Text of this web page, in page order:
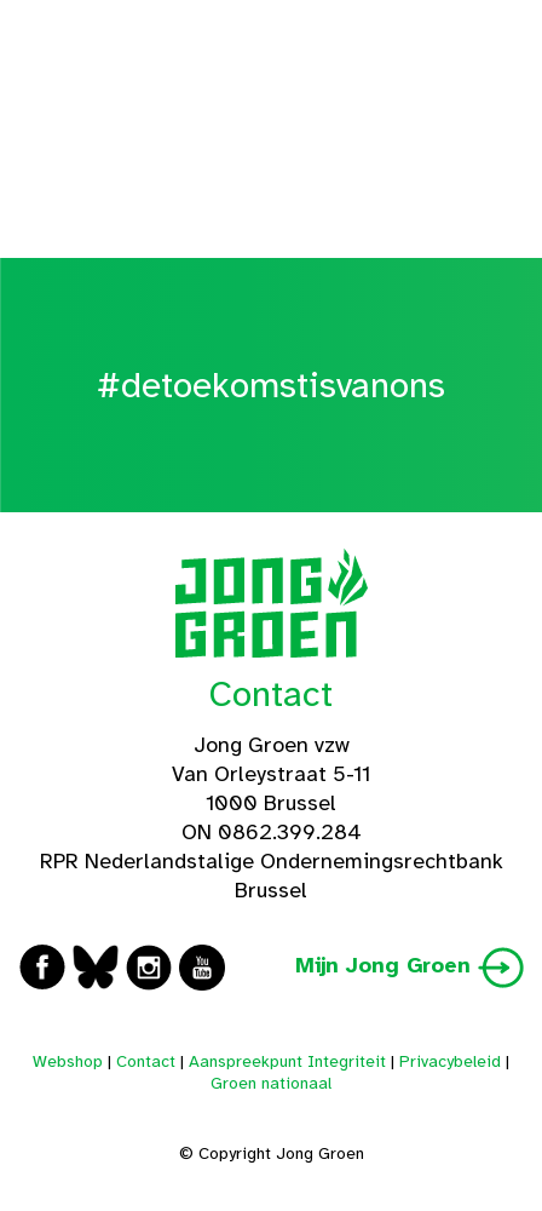
#detoekomstisvanons
Contact
Jong Groen vzw
Van Orleystraat 5-11
1000 Brussel
ON 0862.399.284
RPR Nederlandstalige Ondernemingsrechtbank
Brussel
Mijn Jong Groen
Webshop | Contact | Aanspreekpunt Integriteit | Privacybeleid |
Groen nationaal
© Copyright Jong Groen